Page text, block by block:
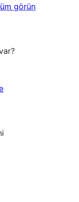
değerlendirmeleri
görün